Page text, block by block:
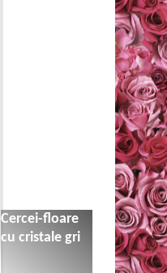
Cercei-floare
cu cristale gri